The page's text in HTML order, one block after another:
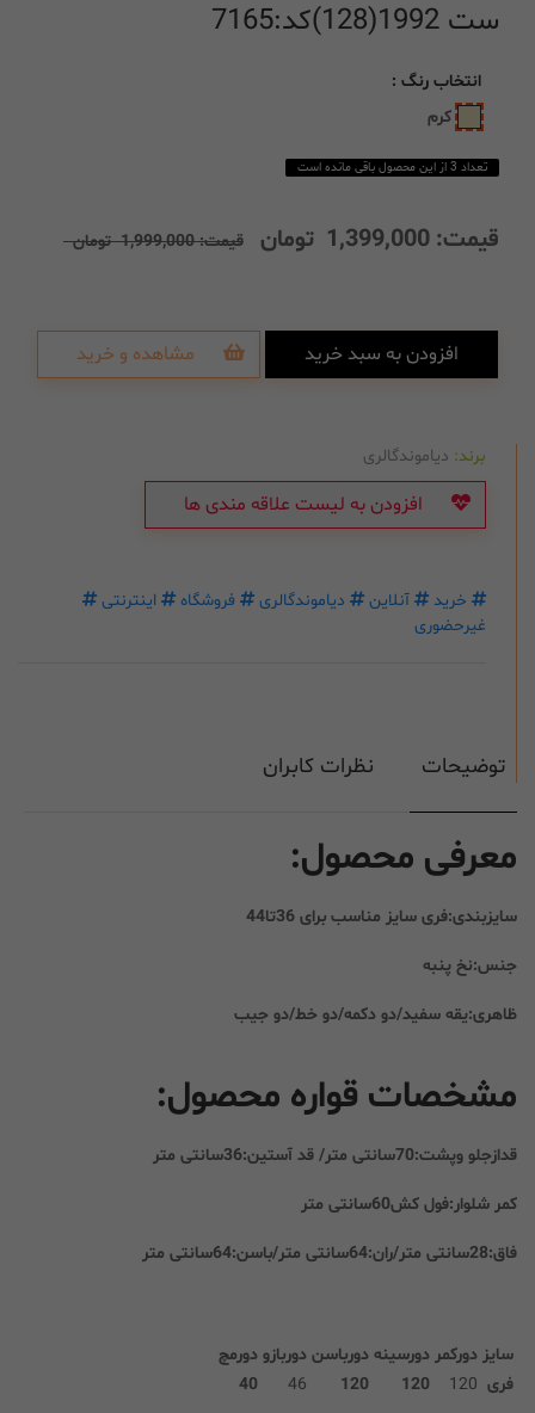
ست 1992(128)کد:7165
انتخاب رنگ :
کرم
تعداد 3 از این محصول باقی مانده است
قیمت: 1,399,000 تومان قیمت:1,999,000تومان
افزودن به سبد خرید مشاهده و خرید
برند: دیاموندگالری
افزودن به لیست علاقه مندی ها
خرید آنلاین دیاموندگالری فروشگاه
اینترنتی
غیرحضوری
توضیحات نظرات کابران
معرفی محصول:
سایزبندی:فری سایز مناسب برای 36تا44
جنس:نخ پنبه
ظاهری:یقه سفید/دو دکمه/دو خط/دو جیب
مشخصات قواره محصول:
قدازجلو وپشت:70سانتی متر/ قد آستین:36سانتی متر
کمر شلوار:فول کش60سانتی متر
فاق:28سانتی متر/ران:64سانتی متر/باسن:64سانتی متر
سایز دورکمر دورسینه دورباسن دوربازو دورمچ
فری 120
120
120
46
40